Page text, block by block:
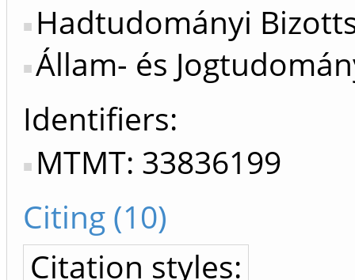
Hadtudományi
Állam- és
Identifiers
MTMT: 33836199
Citing (10)
Citation styles: